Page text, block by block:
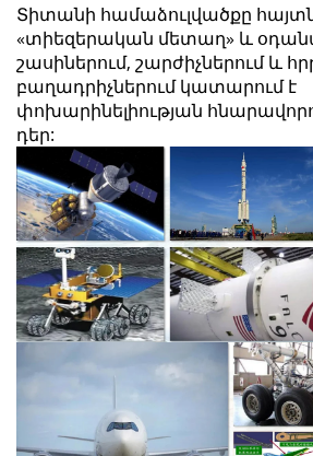
Տիտանի համաձուլվածքը
«տիեզերական մետաղ» և
շասիներում, շարժիչներում և
բաղադրիչներում կատարում է
փոխարինելիության
դեր: